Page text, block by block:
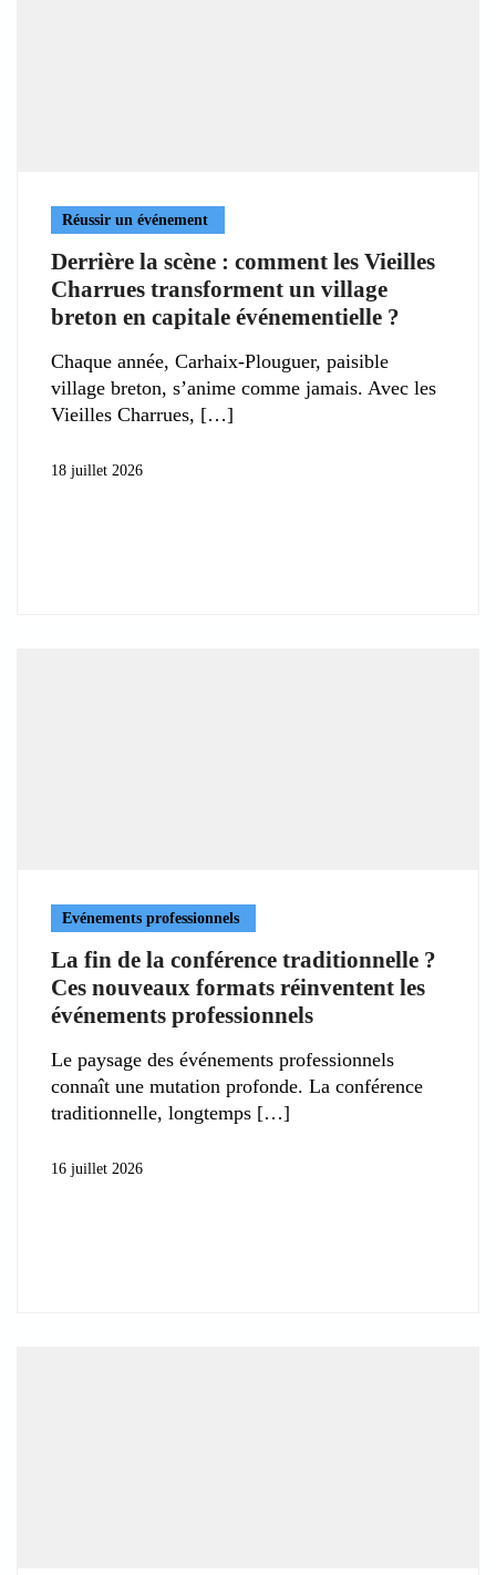
Réussir un événement
Derrière la scène : comment les Vieilles
Charrues transforment un village
breton en capitale événementielle ?
Chaque année, Carhaix-Plouguer, paisible
village breton, s’anime comme jamais. Avec les
Vieilles Charrues,
18 juillet 2026
Evénements professionnels
La fin de la conférence traditionnelle ?
Ces nouveaux formats réinventent les
événements professionnels
Le paysage des événements professionnels
connaît une mutation profonde. La conférence
traditionnelle, longtemps
16 juillet 2026